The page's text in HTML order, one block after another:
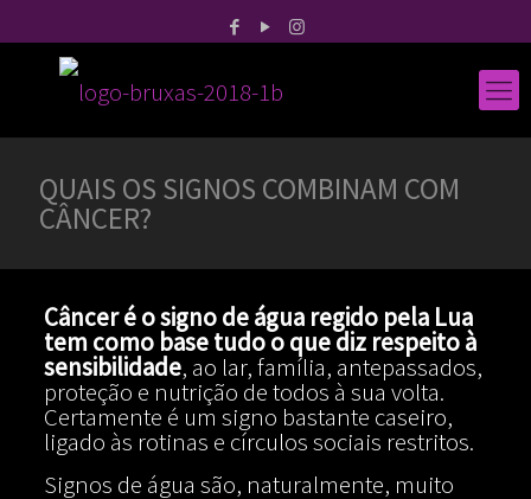
QUAIS OS SIGNOS COMBINAM COM
CÂNCER?
Câncer é o signo de água regido pela Lua
tem como base tudo o que diz respeito à
sensibilidade, ao lar, família, antepassados,
proteção e nutrição de todos à sua volta.
Certamente é um signo bastante caseiro,
ligado às rotinas e círculos sociais restritos.
Signos de água são, naturalmente, muito